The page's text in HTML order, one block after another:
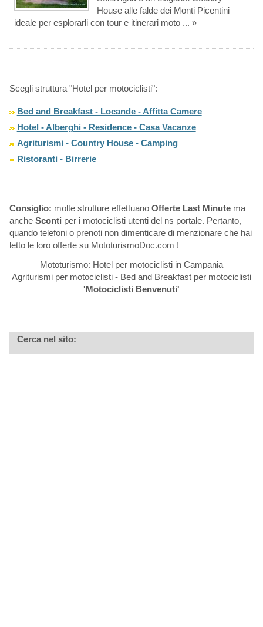
House alle falde dei Monti Picentini
ideale per esplorarli con tour e itinerari moto ... »
Scegli struttura "Hotel per motociclisti":
Bed and Breakfast - Locande - Affitta Camere
Hotel - Alberghi - Residence - Casa Vacanze
Agriturismi - Country House - Camping
Ristoranti - Birrerie
Consiglio: molte strutture effettuano Offerte Last Minutema
anche Sconti per i motociclisti utenti del ns portale. Pertanto,
quando telefoni o prenoti non dimenticare di menzionare che hai
letto le loro offerte su MototurismoDoc.com !
Mototurismo: Hotel per motociclisti in Campania
Agriturismi per motociclisti - Bed and Breakfast per motociclisti
'Motociclisti Benvenuti'
Cerca nel sito: